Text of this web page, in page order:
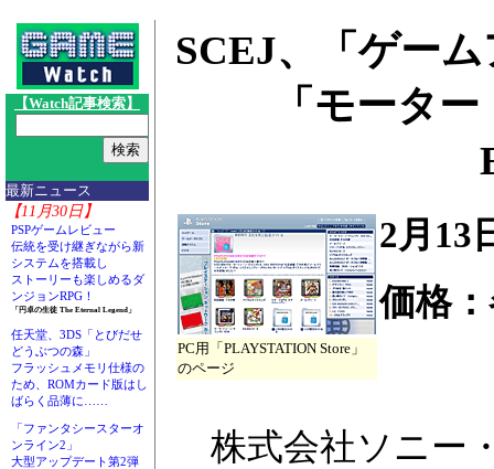
【Watch記事検索】
最新ニュース
【11月30日】
PSPゲームレビュー
伝統を受け継ぎながら新
システムを搭載し
ストーリーも楽しめるダ
ンジョンRPG！
「円卓の生徒 The Eternal Legend」
任天堂、3DS「とびだせ
どうぶつの森」
フラッシュメモリ仕様の
ため、ROMカード版はし
ばらく品薄に……
「ファンタシースターオ
ンライン2」
大型アップデート第2弾
SCEJ、「ゲー
「モータ
PC用「PLAYSTATION Store」
のページ
2月13
価格
株式会社ソニー